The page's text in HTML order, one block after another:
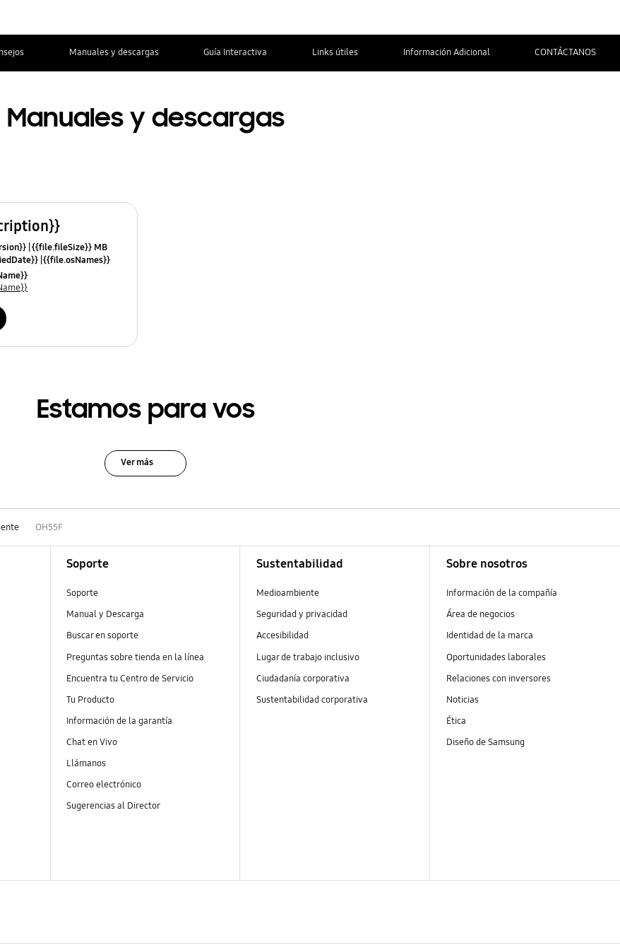
Manuales y descargas Guía Interactiva Links útiles Información Adicional CONTÁCTANOS
Manuales y descargas
{{file.fileSize}} MB
{{file.osNames}}
Estamos para vos
Ver más
OH55F
Soporte
Soporte
Manual y Descarga
Buscar en soporte
Preguntas sobre tienda en la línea
Encuentra tu Centro de Servicio
Tu Producto
Información de la garantía
Chat en Vivo
Llámanos
Correo electrónico
Sugerencias al Director
Sustentabilidad
Medioambiente
Seguridad y privacidad
Accesibilidad
Lugar de trabajo inclusivo
Ciudadanía corporativa
Sustentabilidad corporativa
Sobre nosotros
Información de la compañía
Área de negocios
Identidad de la marca
Oportunidades laborales
Relaciones con inversores
Noticias
Ética
Diseño de Samsung